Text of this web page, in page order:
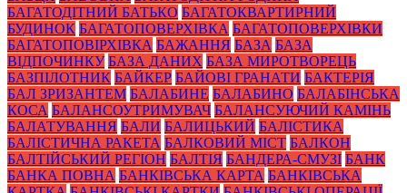
БАГАТОДІТНИЙ БАТЬКО БАГАТОКВАРТИРНИЙ
БУДИНОК БАГАТОПОВЕРХІВКА БАГАТОПОВЕРХІВКИ
БАГАТОПОВІРХІВКА БАЖАННЯ БАЗА БАЗА
ВІДПОЧИНКУ БАЗА ДАНИХ БАЗА МИРОТВОРЕЦЬ
БАЗПІЛОТНИК БАЙКЕР БАЙОВІ ГРАНАТИ БАКТЕРІЯ
БАЛ ЗРИЗАНТЕМ БАЛАБИНЕ БАЛАБИНО БАЛАБІНСЬКА
КОСА БАЛАНСОУТРИМУВАЧ БАЛАНСУЮЧИЙ КАМІНЬ
БАЛАТУВАННЯ БАЛИ БАЛИЦЬКИЙ БАЛІСТИКА
БАЛІСТИЧНА РАКЕТА БАЛКОВИЙ МІСТ БАЛКОН
БАЛТІЙСЬКИЙ РЕГІОН БАЛТІЯ БАНДЕРА-СМУЗІ БАНК
БАНКА ПОВНА БАНКІВСЬКА КАРТА БАНКІВСЬКА